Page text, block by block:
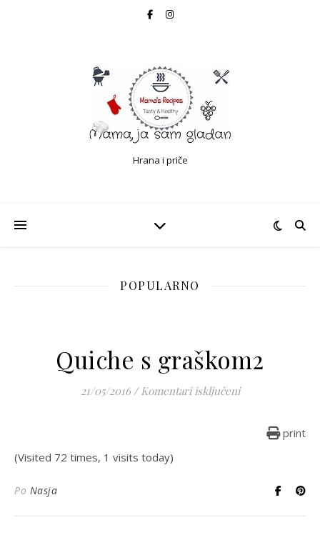
Hrana i priče
POPULARNO
Quiche s graškom2
21/05/2016 / Komentari isključeniza Quiche s
print
(Visited 72 times, 1 visits today)
Po Nasja